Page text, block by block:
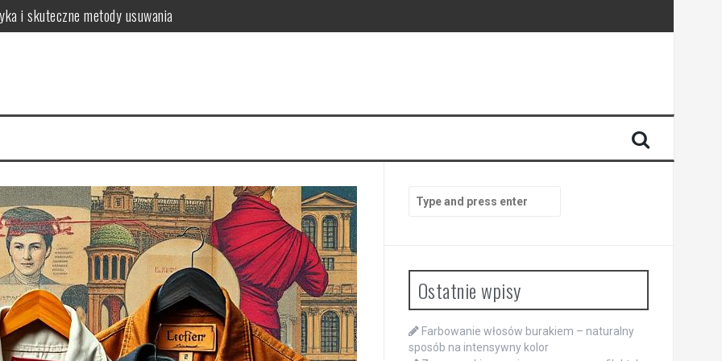
i skuteczne metody usuwania
włosów?
najczęstsze problemy
dla zdrowia
for:
Ostatnie wpisy
Farbowanie włosów burakiem – naturalny
sposób na intensywny kolor